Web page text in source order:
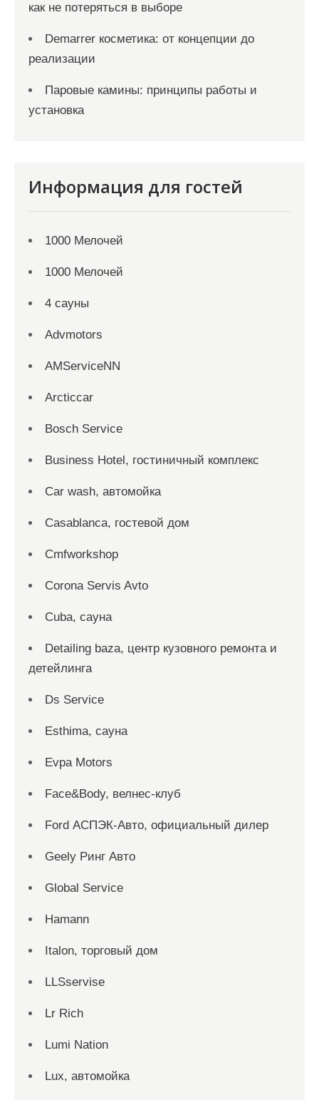
как не потеряться в выборе
Demarrer косметика: от концепции до
реализации
Паровые камины: принципы работы и
установка
Информация для гостей
1000 Мелочей
1000 Мелочей
4 сауны
Advmotors
AMServiceNN
Arcticcar
Bosch Service
Business Hotel, гостиничный комплекс
Car wash, автомойка
Casablanca, гостевой дом
Cmfworkshop
Corona Servis Avto
Cuba, сауна
Detailing baza, центр кузовного ремонта и
детейлинга
Ds Service
Esthima, сауна
Evpa Motors
Face&Body, велнес-клуб
Ford АСПЭК-Авто, официальный дилер
Geely Ринг Авто
Global Service
Hamann
Italon, торговый дом
LLSservise
Lr Rich
Lumi Nation
Lux, автомойка